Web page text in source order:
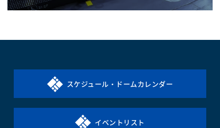
スケジュール・ドームカレンダー
イベントリスト